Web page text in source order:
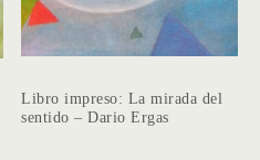
de
Libro impreso: La mirada del
sentido – Dario Ergas